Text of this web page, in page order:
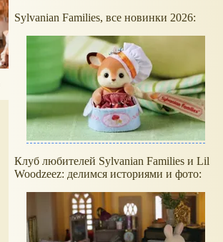
Sylvanian Families, все новинки 2026:
Клуб любителей Sylvanian Families и Lil
Woodzeez: делимся историями и фото: